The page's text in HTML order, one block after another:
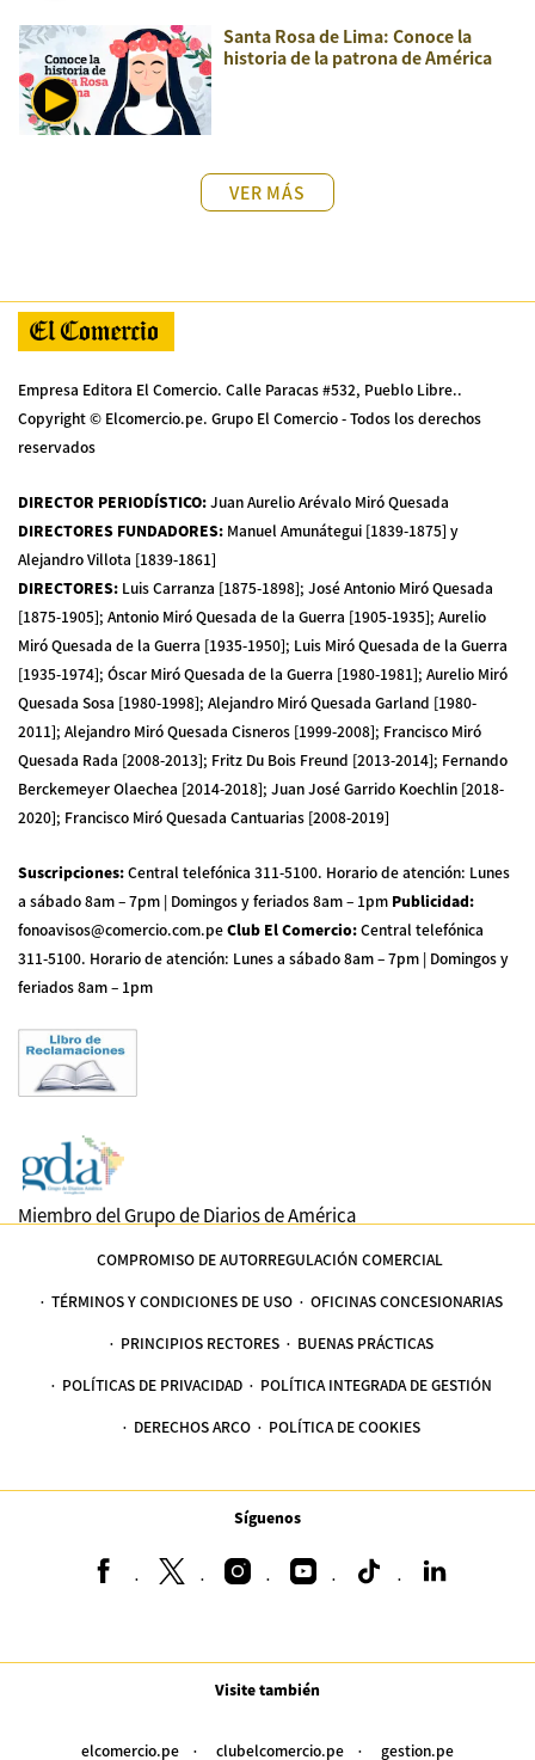
Santa Rosa de Lima: Conoce la
historia de la patrona de América
VER MÁS
Empresa Editora El Comercio. Calle Paracas #532, Pueblo Libre..
Copyright © Elcomercio.pe. Grupo El Comercio - Todos los derechos
reservados
DIRECTOR PERIODÍSTICO:Juan Aurelio Arévalo Miró Quesada
DIRECTORES FUNDADORES: Manuel Amunátegui [1839-1875] y
Alejandro Villota [1839-1861]
DIRECTORES: Luis Carranza [1875-1898]; José Antonio Miró Quesada
[1875-1905]; Antonio Miró Quesada de la Guerra [1905-1935]; Aurelio
Miró Quesada de la Guerra [1935-1950]; Luis Miró Quesada de la Guerra
[1935-1974]; Óscar Miró Quesada de la Guerra [1980-1981]; Aurelio Miró
Quesada Sosa [1980-1998]; Alejandro Miró Quesada Garland [1980-
2011]; Alejandro Miró Quesada Cisneros [1999-2008]; Francisco Miró
Quesada Rada [2008-2013]; Fritz Du Bois Freund [2013-2014]; Fernando
Berckemeyer Olaechea [2014-2018]; Juan José Garrido Koechlin [2018-
2020]; Francisco Miró Quesada Cantuarias [2008-2019]
Suscripciones:Central telefónica 311-5100. Horario de atención: Lunes
a sábado 8am – 7pm | Domingos y feriados 8am – 1pm Publicidad:
fonoavisos@comercio.com.peClub El Comercio:Central telefónica
311-5100. Horario de atención: Lunes a sábado 8am – 7pm | Domingos y
feriados 8am – 1pm
Miembro del Grupo de Diarios de América
COMPROMISO DE AUTORREGULACIÓN COMERCIAL
TÉRMINOS Y CONDICIONES DE USO OFICINAS CONCESIONARIAS
PRINCIPIOS RECTORES BUENAS PRÁCTICAS
POLÍTICAS DE PRIVACIDAD POLÍTICA INTEGRADA DE GESTIÓN
DERECHOS ARCO POLÍTICA DE COOKIES
Síguenos
Visite también
elcomercio.pe clubelcomercio.pe gestion.pe